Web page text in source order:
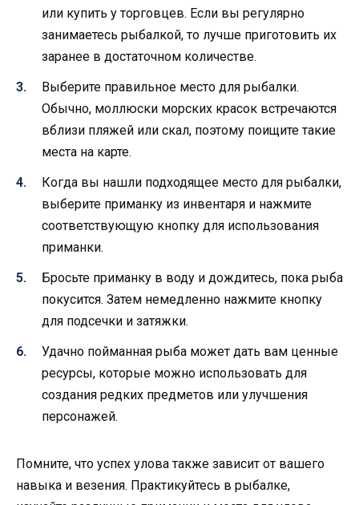
или купить у торговцев. Если вы регулярно
занимаетесь рыбалкой, то лучше приготовить их
заранее в достаточном количестве.
Выберите правильное место для рыбалки.
Обычно, моллюски морских красок встречаются
вблизи пляжей или скал, поэтому поищите такие
места на карте.
Когда вы нашли подходящее место для рыбалки,
выберите приманку из инвентаря и нажмите
соответствующую кнопку для использования
приманки.
Бросьте приманку в воду и дождитесь, пока рыба
покусится. Затем немедленно нажмите кнопку
для подсечки и затяжки.
Удачно пойманная рыба может дать вам ценные
ресурсы, которые можно использовать для
создания редких предметов или улучшения
персонажей.
Помните, что успех улова также зависит от вашего
навыка и везения. Практикуйтесь в рыбалке,